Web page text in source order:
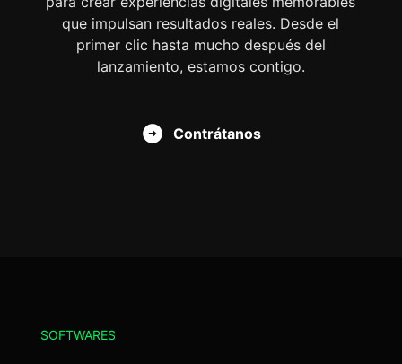
que impulsan resultados reales. Desde el
primer clic hasta mucho después del
lanzamiento, estamos contigo.
Contrátanos
SOFTWARES